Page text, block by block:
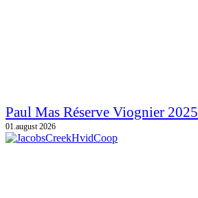
Paul Mas Réserve Viognier 2025
01.august 2026